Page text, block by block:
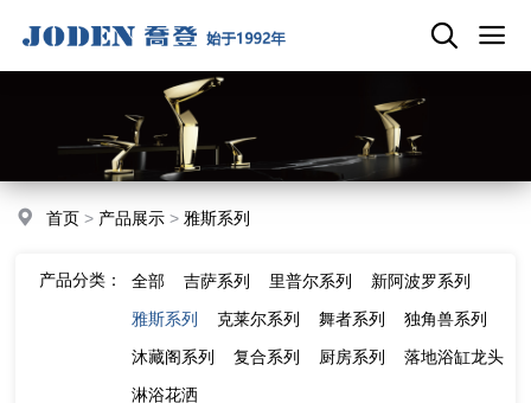
首页 > 产品展示 >雅斯系列
产品分类： 全部 吉萨系列 里普尔系列
新阿波罗系列
雅斯系列
克莱尔系列 舞者系列
独角兽系列
沐藏阁系列
复合系列 厨房系列
落地浴缸龙头
淋浴花洒